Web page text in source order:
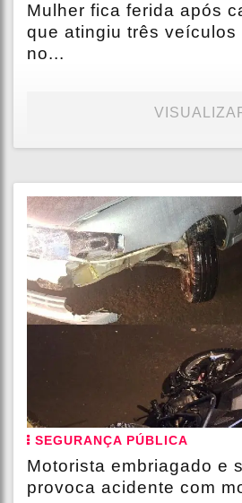
Mulher fica ferida após
que atingiu três veículos
no...
SEGURANÇA PÚBLICA
Motorista embriagado e
provoca acidente com